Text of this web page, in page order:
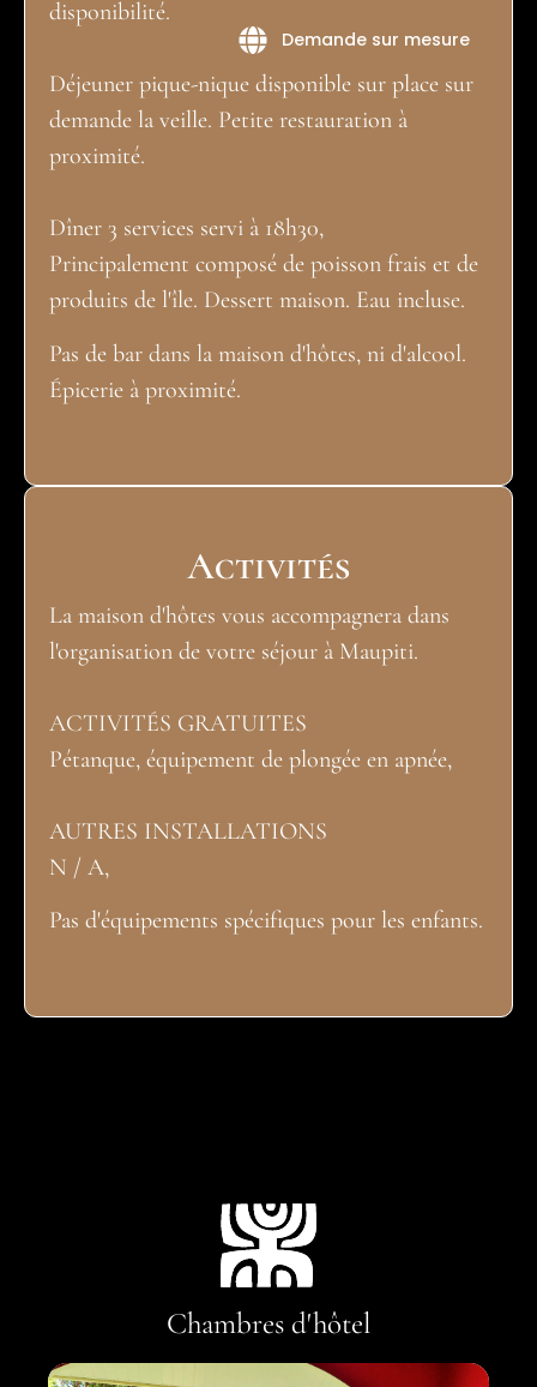
disponibilité.
Déjeuner pique-nique disponible sur place sur
demande la veille. Petite restauration à
proximité.
Dîner 3 services servi à 18h30,
Principalement composé de poisson frais et de
produits de l'île. Dessert maison. Eau incluse.
Pas de bar dans la maison d'hôtes, ni d'alcool.
Épicerie à proximité.
Activités
La maison d'hôtes vous accompagnera dans
l'organisation de votre séjour à Maupiti.
ACTIVITÉS GRATUITES
Pétanque, équipement de plongée en apnée,
AUTRES INSTALLATIONS
N / A,
Pas d'équipements spécifiques pour les enfants.
Chambres d'hôtel
Demande sur mesure